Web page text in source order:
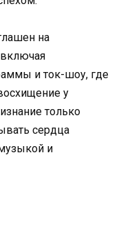
на
и ток-шоу, где
у
только
сердца
и